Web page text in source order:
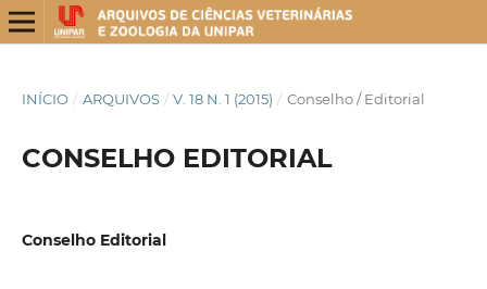
INÍCIO / ARQUIVOS / V. 18 N. 1 (2015) / Conselho / Editorial
CONSELHO EDITORIAL
Conselho Editorial